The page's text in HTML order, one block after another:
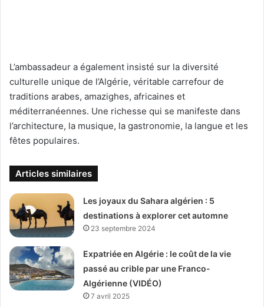
L’ambassadeur a également insisté sur la diversité
culturelle unique de l’Algérie, véritable carrefour de
traditions arabes, amazighes, africaines et
méditerranéennes. Une richesse qui se manifeste dans
l’architecture, la musique, la gastronomie, la langue et les
fêtes populaires.
Articles similaires
Les joyaux du Sahara algérien : 5
destinations à explorer cet automne
23 septembre 2024
Expatriée en Algérie : le coût de la vie
passé au crible par une Franco-
Algérienne (VIDÉO)
7 avril 2025